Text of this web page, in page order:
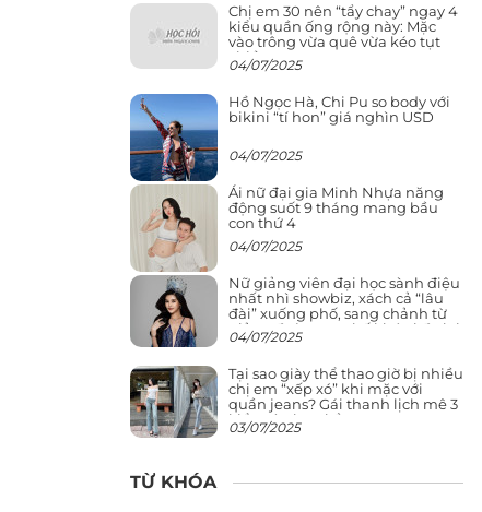
Chị em 30 nên “tẩy chay” ngay 4
kiểu quần ống rộng này: Mặc
vào trông vừa quê vừa kéo tụt
chiều cao
04/07/2025
Hồ Ngọc Hà, Chi Pu so body với
bikini “tí hon” giá nghìn USD
04/07/2025
Ái nữ đại gia Minh Nhựa năng
động suốt 9 tháng mang bầu
con thứ 4
04/07/2025
Nữ giảng viên đại học sành điệu
nhất nhì showbiz, xách cả “lâu
đài” xuống phố, sang chảnh từ
giảng đường ra phố khó ai đọ lại
04/07/2025
Tại sao giày thể thao giờ bị nhiều
chị em “xếp xó” khi mặc với
quần jeans? Gái thanh lịch mê 3
kiểu này hơn hẳn
03/07/2025
TỪ KHÓA